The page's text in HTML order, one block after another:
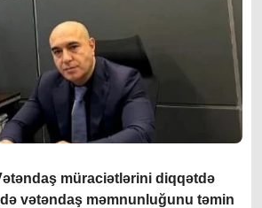
müraciətlərini diqqətdə
vətəndaş məmnunluğunu təmin